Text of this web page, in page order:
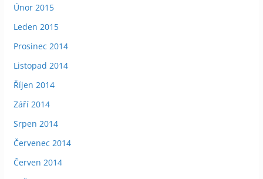
Únor 2015
Leden 2015
Prosinec 2014
Listopad 2014
Říjen 2014
Září 2014
Srpen 2014
Červenec 2014
Červen 2014